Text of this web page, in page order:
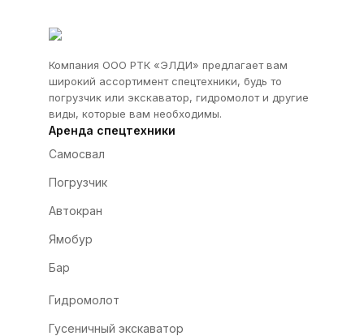
Компания ООО РТК «ЭЛДИ» предлагает вам
широкий ассортимент спецтехники, будь то
погрузчик или экскаватор, гидромолот и другие
виды, которые вам необходимы.
Аренда спецтехники
Самосвал
Погрузчик
Автокран
Ямобур
Бар
Гидромолот
Гусеничный экскаватор